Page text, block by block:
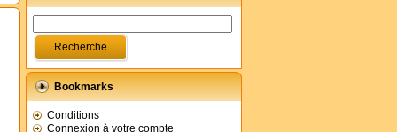
Bookmarks
Conditions
Connexion à votre compte